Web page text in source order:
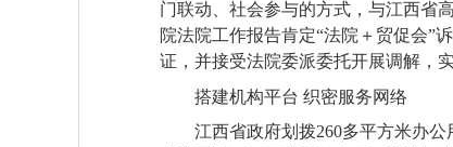
门联动、社会参与的方式，与江西省
院法院工作报告肯定“法院＋贸促会”
证，并接受法院委派委托开展调解，
搭建机构平台 织密服务网络
江西省政府划拨260多平方米办